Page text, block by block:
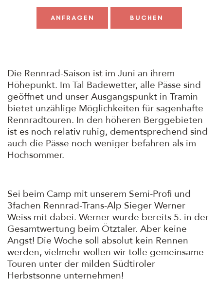
anfragen buchen
Die Rennrad-Saison ist im Juni an ihrem
Höhepunkt. Im Tal Badewetter, alle Pässe sind
geöffnet und unser Ausgangspunkt in Tramin
bietet unzählige Möglichkeiten für sagenhafte
Rennradtouren. In den höheren Berggebieten
ist es noch relativ ruhig, dementsprechend sind
auch die Pässe noch weniger befahren als im
Hochsommer.
Sei beim Camp mit unserem Semi-Profi und
3fachen Rennrad-Trans-Alp Sieger Werner
Weiss mit dabei. Werner wurde bereits 5. in der
Gesamtwertung beim Ötztaler. Aber keine
Angst! Die Woche soll absolut kein Rennen
werden, vielmehr wollen wir tolle gemeinsame
Touren unter der milden Südtiroler
Herbstsonne unternehmen!